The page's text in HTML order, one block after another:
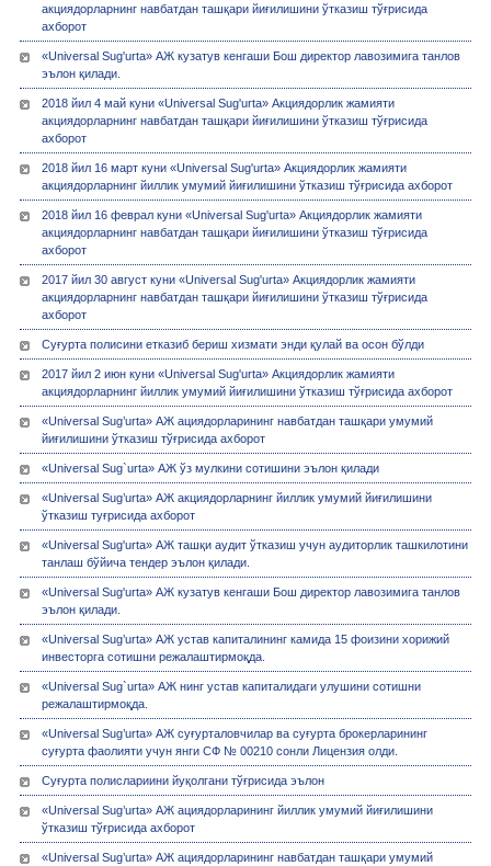
акциядорларнинг навбатдан ташқари йиғилишини ўтказиш тўғрисида
ахборот
«Universal Sug'urta» АЖ кузатув кенгаши Бош директор лавозимига танлов
эълон қилади.
2018 йил 4 май куни «Universal Sug'urta» Акциядорлик жамияти
акциядорларнинг навбатдан ташқари йиғилишини ўтказиш тўғрисида
ахборот
2018 йил 16 март куни «Universal Sug'urta» Акциядорлик жамияти
акциядорларнинг йиллик умумий йиғилишини ўтказиш тўғрисида ахборот
2018 йил 16 феврал куни «Universal Sug'urta» Акциядорлик жамияти
акциядорларнинг навбатдан ташқари йиғилишини ўтказиш тўғрисида
ахборот
2017 йил 30 август куни «Universal Sug'urta» Акциядорлик жамияти
акциядорларнинг навбатдан ташқари йиғилишини ўтказиш тўғрисида
ахборот
Суғурта полисини етказиб бериш хизмати энди қулай ва осон бўлди
2017 йил 2 июн куни «Universal Sug'urta» Акциядорлик жамияти
акциядорларнинг йиллик умумий йиғилишини ўтказиш тўғрисида ахборот
«Universal Sug’urta» АЖ ациядорларининг навбатдан ташқари умумий
йиғилишини ўтказиш тўғрисида ахборот
«Universal Sug`urta» АЖ ўз мулкини сотишини эълон қилади
«Universal Sug’urta» АЖ акциядорларнинг йиллик умумий йиғилишини
ўтказиш туғрисида ахборот
«Universal Sug'urta» АЖ ташқи аудит ўтказиш учун аудиторлик ташкилотини
танлаш бўйича тендер эълон қилади.
«Universal Sug'urta» АЖ кузатув кенгаши Бош директор лавозимига танлов
эълон қилади.
«Universal Sug’urta» АЖ устав капиталининг камида 15 фоизини хорижий
инвесторга сотишни режалаштирмоқда.
«Universal Sug`urta» АЖ нинг устав капиталидаги улушини сотишни
режалаштирмоқда.
«Univеrsal Sug’urta» АЖ суғурталовчилар ва суғурта брокерларининг
суғурта фаолияти учун янги СФ № 00210 сонли Лицензия олди.
Суғурта полислариини йуқолгани тўғрисида эълон
«Universal Sug’urta» АЖ ациядорларининг йиллик умумий йиғилишини
ўтказиш тўғрисида ахборот
«Universal Sug’urta» АЖ ациядорларининг навбатдан ташқари умумий